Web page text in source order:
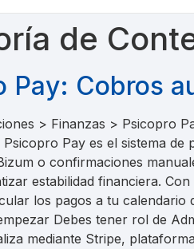
de
Pay: Cobros
> Finanzas > Psicopro
Psicopro Pay es el sistema
o confirmaciones
estabilidad financiera.
los pagos a tu
Debes tener rol de
mediante Stripe,